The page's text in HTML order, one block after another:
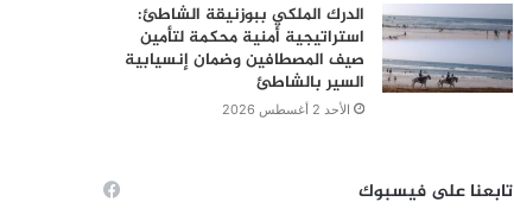
الدرك الملكي ببوزنيقة الشاطئ:
استراتيجية أمنية محكمة لتأمين
صيف المصطافين وضمان إنسيابية
السير بالشاطئ
الأحد 2 أغسطس 2026
تابعنا على فيسبوك